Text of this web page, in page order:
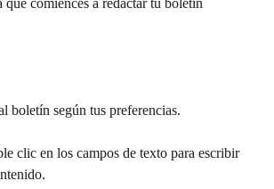
boletín según tus preferencias.
clic en los campos de texto para escribir